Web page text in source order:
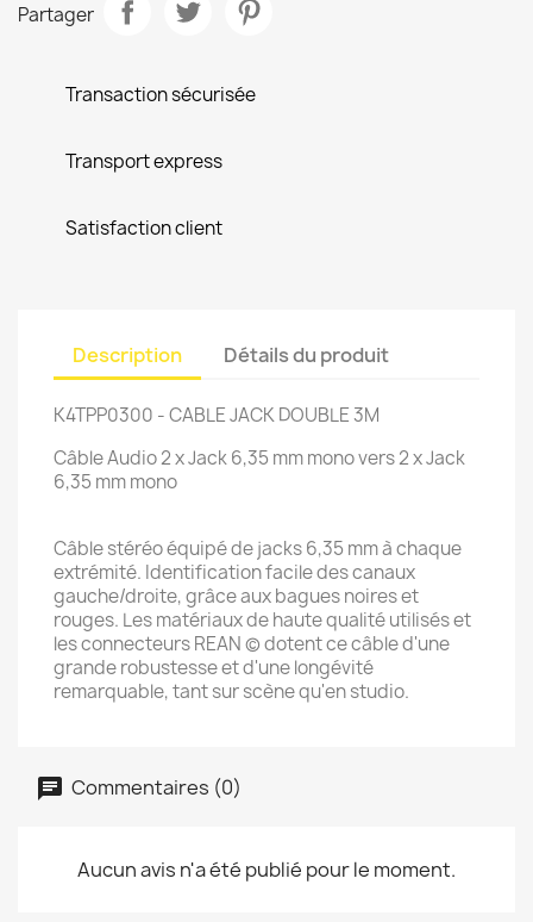
Partager
Transaction sécurisée
Transport express
Satisfaction client
Description Détails du produit
K4TPP0300 - CABLE JACK DOUBLE 3M
Câble Audio 2 x Jack 6,35 mm mono vers 2 x Jack
6,35 mm mono
Câble stéréo équipé de jacks 6,35 mm à chaque
extrémité. Identification facile des canaux
gauche/droite, grâce aux bagues noires et
rouges. Les matériaux de haute qualité utilisés et
les connecteurs REAN © dotent ce câble d'une
grande robustesse et d'une longévité
remarquable, tant sur scène qu'en studio.
Commentaires (0)
Aucun avis n'a été publié pour le moment.